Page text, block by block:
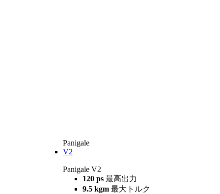
Panigale
V2
Panigale V2
120 ps 最高出力
9.5 kgm 最大トルク